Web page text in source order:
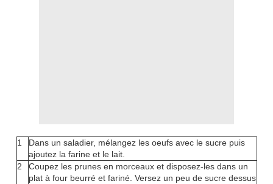
1
Dans un saladier, mélangez les oeufs avec le sucre puis
ajoutez la farine et le lait.
2
Coupez les prunes en morceaux et disposez-les dans un
plat à four beurré et fariné. Versez un peu de sucre dessus